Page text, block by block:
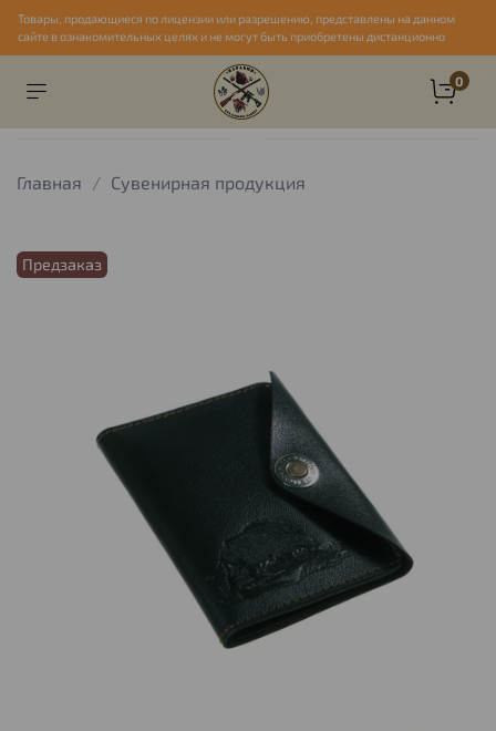
Товары, продающиеся по лицензии или разрешению, представлены на данном
сайте в ознакомительных целях и не могут быть приобретены дистанционно
0
Главная Сувенирная продукция
Предзаказ